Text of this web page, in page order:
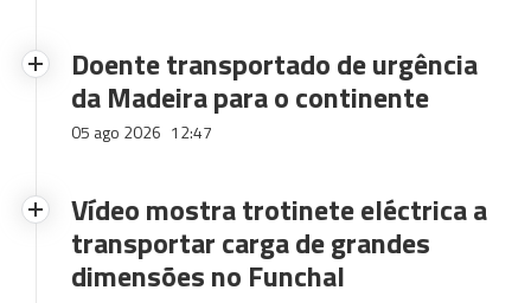
Doente transportado de urgência
da Madeira para o continente
05 ago 2026 12:47
Vídeo mostra trotinete eléctrica a
transportar carga de grandes
dimensões no Funchal